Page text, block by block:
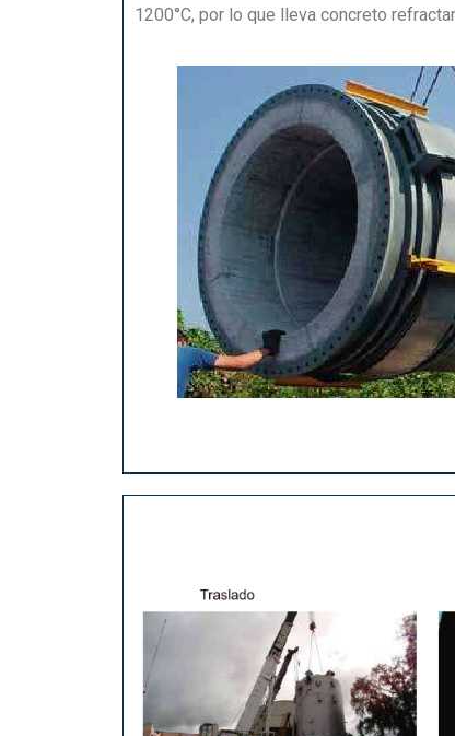
1200°C, por lo que lleva concreto